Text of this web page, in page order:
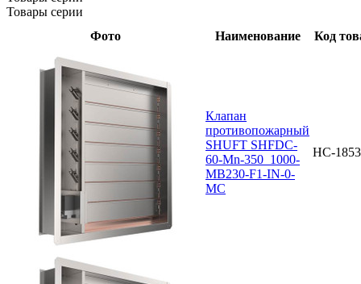
Товары серии
Фото
Наименование Код
Клапан
противопожарный
SHUFT SHFDC-
60-Mn-350_1000-
MB230-F1-IN-0-
MC
НС-